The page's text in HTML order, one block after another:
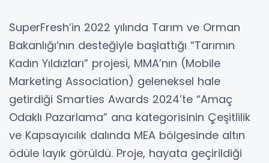
SuperFresh’in 2022 yılında Tarım ve Orman
Bakanlığı’nın desteğiyle başlattığı “Tarımın
Kadın Yıldızları” projesi, MMA’nın (Mobile
Marketing Association) geleneksel hale
getirdiği Smarties Awards 2024’te “Amaç
Odaklı Pazarlama” ana kategorisinin Çeşitlilik
ve Kapsayıcılık dalında MEA bölgesinde altın
ödüle layık görüldü. Proje, hayata geçirildiği